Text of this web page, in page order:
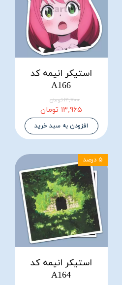
استیکر انیمه کد
A166
۱۴,۷۰۰ تومان
۱۳,۹۶۵ تومان
افزودن به سبد خرید
استیکر انیمه کد
A164
۵ درصد